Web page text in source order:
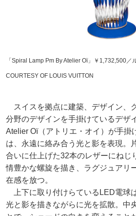
「Spiral Lamp Pm By Atelier Oï」￥1,732,500／
COURTESY OF LOUIS VUITTON
スイスを拠点に建築、デザイン、
分野のデザインを手掛けているデザ
Atelier Oï（アトリエ・オイ）が手掛
は、永遠に絡み合う光と影を表現。
合いに仕上げた32本のレザーにねじ
情豊かな螺旋を描き、ラグジュアリ
在感を放つ。
上下に取り付けらているLED電球
光と影を描きながらに光を拡散。中